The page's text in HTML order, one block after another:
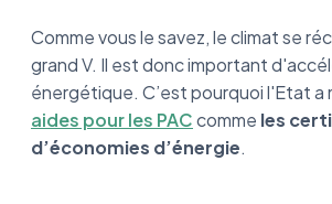
Comme vous le savez, le climat se
grand V. Il est donc important
énergétique. C’est pourquoi l'Etat a
aides pour les PACcomme les
d’économies d’énergie.